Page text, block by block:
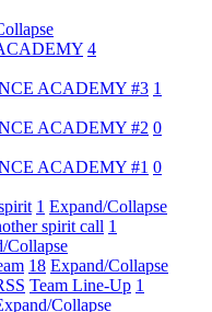
4
ACADEMY #3 1
ACADEMY #2 0
ACADEMY #1 0
1 Expand/Collapse
spirit call 1
Collapse
18 Expand/Collapse
Team Line-Up 1
Collapse